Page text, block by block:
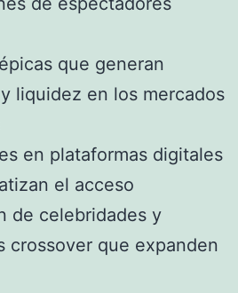
que generan
liquidez en los mercados
en plataformas digitales
el acceso
de celebridades y
crossover que expanden